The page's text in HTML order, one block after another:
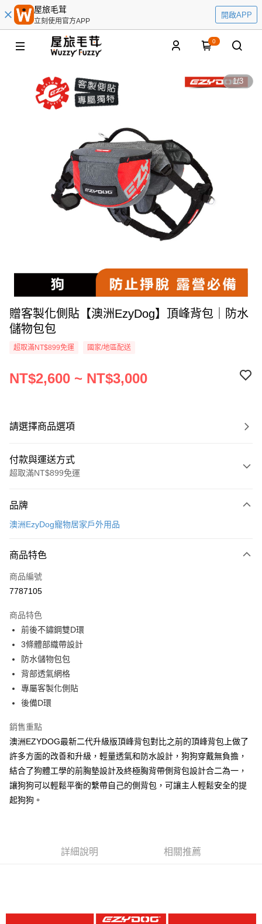
屋旅毛茸
立刻使用官方APP
開啟APP
0
1/3
贈客製化側貼【澳洲EzyDog】頂峰背包｜防水
儲物包包
超取滿NT$899免運 國家/地區配送
NT$2,600 ~ NT$3,000
請選擇商品選項
付款與運送方式
超取滿NT$899免運
信用卡一次付款
LINE Pay
Apple Pay
悠遊付
ATM付款
運送方式
全家取貨付款
每筆NT$60，滿NT$899(含以上)免運費
7-11取貨付款
每筆NT$60，滿NT$899(含以上)免運費
宅配
每筆NT$100，滿NT$899(含以上)免運費
離島宅配
品牌
澳洲EzyDog寵物居家戶外用品
商品特色
商品編號
7787105
商品特色
前後不鏽鋼雙D環
3條體部織帶設計
防水儲物包包
背部透氣網格
專屬客製化側貼
後備D環
銷售重點
澳洲EZYDOG最新二代升級版頂峰背包對比之前的頂峰背包上做了
許多方面的改善和升級，輕量透氣和防水設計，狗狗穿戴無負擔，
結合了狗體工學的前胸墊設計及終極胸背帶側背包設計合二為一，
讓狗狗可以輕鬆平衡的繫帶自己的側背包，可讓主人輕鬆安全的提
起狗狗。
詳細說明 相關推薦